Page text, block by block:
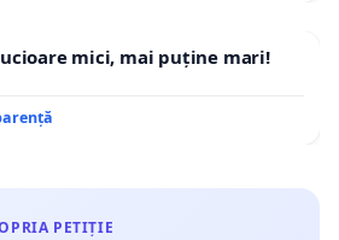
mici, mai puține mari!
PETIȚIE